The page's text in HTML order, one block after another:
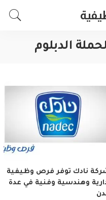
الدبلوم
نادك توفر فرص وظيفية
وهندسية وفنية في عدة